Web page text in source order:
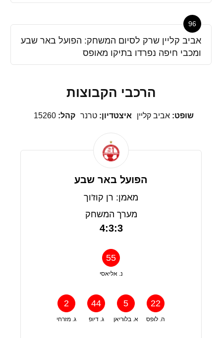
96
אביב קליין שרק לסיום המשחק: הפועל באר שבע
ומכבי חיפה נפרדו בתיקו מאופס
הרכבי הקבוצות
שופט:אביב קליין איצטדיון:טרנר קהל:15260
הפועל באר שבע
מאמן: רן קוז'וך
מערך המשחק
4:3:3
55
נ. אליאסי
2
ג. מזרחי
44
ג. דיופ
5
א. בלוריאן
22
ה. לופס